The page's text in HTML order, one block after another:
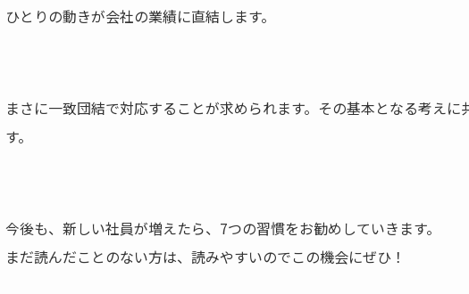
ひとりの動きが会社の業績に直結します。
まさに一致団結で対応することが求められます。その基本となる考え
す。
今後も、新しい社員が増えたら、7つの習慣をお勧めしていきます。
まだ読んだことのない方は、読みやすいのでこの機会にぜひ！